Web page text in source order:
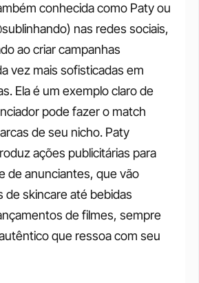
conhecida como Paty ou
nas redes sociais,
ao criar campanhas
vez mais sofisticadas em
Ela é um exemplo claro de
pode fazer o match
de seu nicho. Paty
ações publicitárias para
de anunciantes, que vão
de skincare até bebidas
de filmes, sempre
que ressoa com seu